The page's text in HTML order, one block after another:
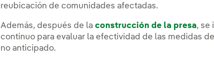
reubicación de comunidades afectadas.
Además, después de laconstrucción de la presa, se
continuo para evaluar la efectividad de las medidas
no anticipado.